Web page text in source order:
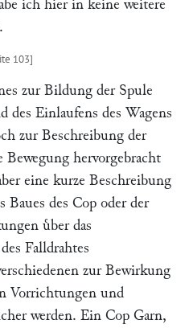
ich hier in keine weitere
zur Bildung der Spule
des Einlaufens des Wagens
zur Beschreibung der
hervorgebracht
eine kurze Beschreibung
Baues des Cop oder der
uͤber das
Falldrahtes
zur Bewirkung
Vorrichtungen und
werden. Ein Cop Garn,